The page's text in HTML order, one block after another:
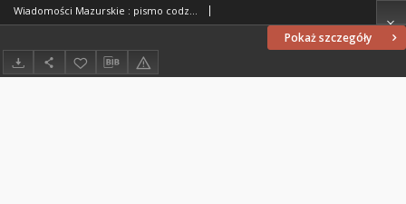
Pokaż szczegóły
Wiadomości Mazurskie : pismo codzienne. 1946 (R. 2), nr 128 (139)